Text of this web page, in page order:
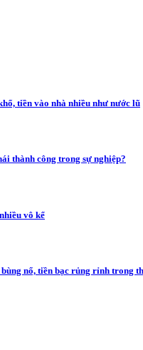
tiền vào nhà nhiều như nước lũ
thành công trong sự nghiệp?
vô kể
nổ, tiền bạc rủng rỉnh trong